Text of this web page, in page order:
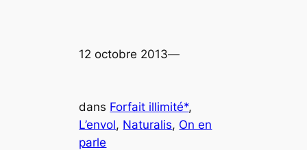
12 octobre 2013—
dans Forfait illimité*
L’envol, Naturalis, On en
parle